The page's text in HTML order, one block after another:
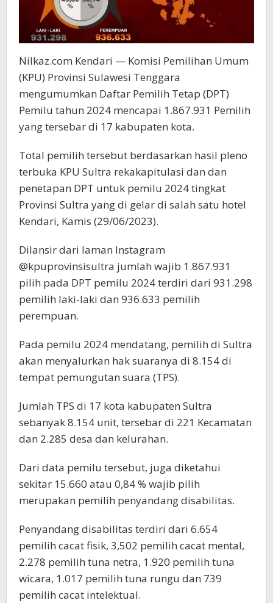
Nilkaz.com Kendari — Komisi Pemilihan Umum
(KPU) Provinsi Sulawesi Tenggara
mengumumkan Daftar Pemilih Tetap (DPT)
Pemilu tahun 2024 mencapai 1.867.931 Pemilih
yang tersebar di 17 kabupaten kota.
Total pemilih tersebut berdasarkan hasil pleno
terbuka KPU Sultra rekakapitulasi dan dan
penetapan DPT untuk pemilu 2024 tingkat
Provinsi Sultra yang di gelar di salah satu hotel
Kendari, Kamis (29/06/2023).
Dilansir dari laman Instagram
@kpuprovinsisultra jumlah wajib 1.867.931
pilih pada DPT pemilu 2024 terdiri dari 931.298
pemilih laki-laki dan 936.633 pemilih
perempuan.
Pada pemilu 2024 mendatang, pemilih di Sultra
akan menyalurkan hak suaranya di 8.154 di
tempat pemungutan suara (TPS).
Jumlah TPS di 17 kota kabupaten Sultra
sebanyak 8.154 unit, tersebar di 221 Kecamatan
dan 2.285 desa dan kelurahan.
Dari data pemilu tersebut, juga diketahui
sekitar 15.660 atau 0,84 % wajib pilih
merupakan pemilih penyandang disabilitas.
Penyandang disabilitas terdiri dari 6.654
pemilih cacat fisik, 3,502 pemilih cacat mental,
2.278 pemilih tuna netra, 1.920 pemilih tuna
wicara, 1.017 pemilih tuna rungu dan 739
pemilih cacat intelektual.